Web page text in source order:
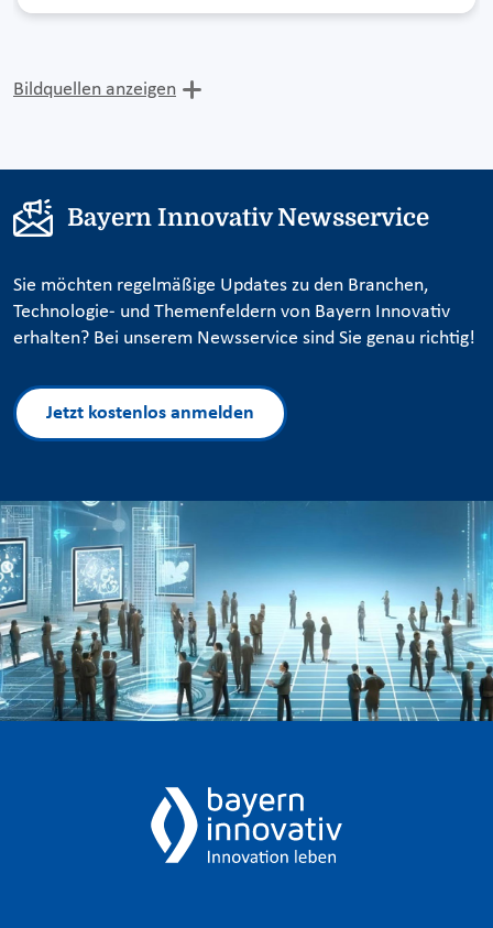
Bildquellen anzeigen
Bayern Innovativ Newsservice
Sie möchten regelmäßige Updates zu den Branchen,
Technologie- und Themenfeldern von Bayern Innovativ
erhalten? Bei unserem Newsservice sind Sie genau richtig!
Jetzt kostenlos anmelden